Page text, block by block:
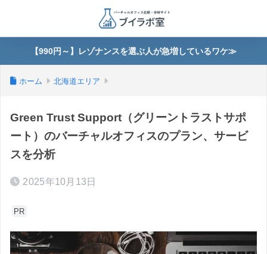
【990円～】レゾナンスを選ぶ人が急増しているワケ≫
ホーム 北海道エリア
Green Trust Support（グリーントラストサポ
ート）のバーチャルオフィスのプラン、サービ
スを分析
2025年10月13日
PR